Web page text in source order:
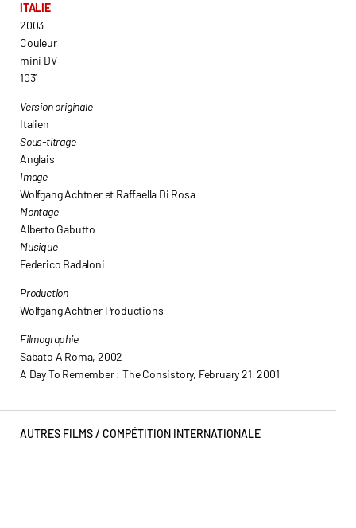
ITALIE
2003
Couleur
mini DV
103’
Version originale
Italien
Sous-titrage
Anglais
Image
Wolfgang Achtner et Raffaella Di Rosa
Montage
Alberto Gabutto
Musique
Federico Badaloni
Production
Wolfgang Achtner Productions
Filmographie
Sabato A Roma, 2002
A Day To Remember : The Consistory, February 21, 2001
AUTRES FILMS / COMPÉTITION INTERNATIONALE